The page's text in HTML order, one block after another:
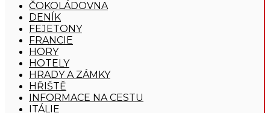
ČOKOLÁDOVNA
DENÍK
FEJETONY
FRANCIE
HORY
HOTELY
HRADY A ZÁMKY
HŘIŠTĚ
INFORMACE NA CESTU
ITÁLIE